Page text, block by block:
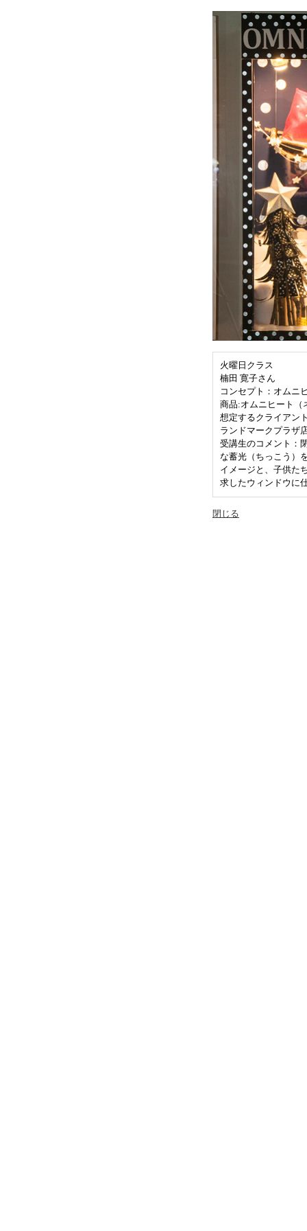
火曜日クラス
楠田 寛子さん
コンセプト：オムニ
商品:オムニヒート（
想定するクライアン
ランドマークプラザ
受講生のコメント：
な蓄光（ちっこう）
イメージと、子供た
求したウィンドウに
閉じる